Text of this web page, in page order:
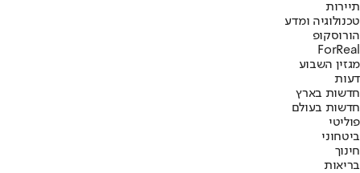
תיירות
טכנולוגיה ומדע
הורוסקופ
ForReal
מגזין השבוע
דעות
חדשות בארץ
חדשות בעולם
פוליטי
ביטחוני
חינוך
בריאות